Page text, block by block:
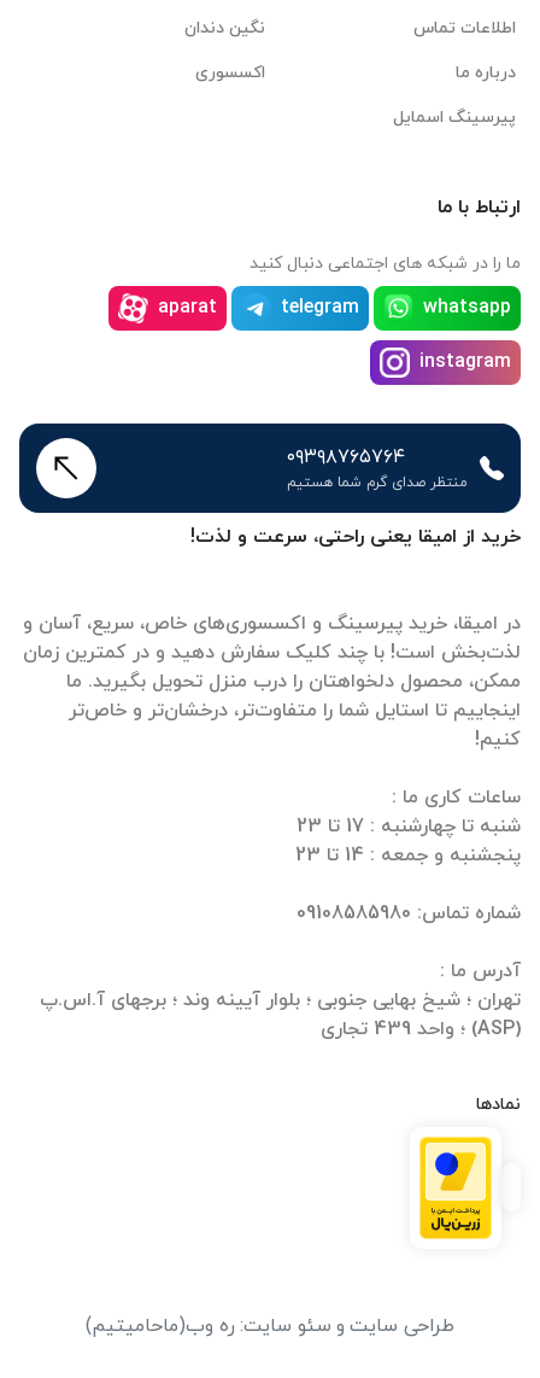
خرید از امیقا یعنی راحتی، سرعت و لذت!
در امیقا، خرید پیرسینگ و اکسسوری‌های خاص، سریع، آسان و
لذت‌بخش است! با چند کلیک سفارش دهید و در کمترین زمان
ممکن، محصول دلخواهتان را درب منزل تحویل بگیرید. ما
اینجاییم تا استایل شما را متفاوت‌تر، درخشان‌تر و خاص‌تر
تهران ؛ شیخ بهایی جنوبی ؛ بلوار آیینه وند ؛ برجهای آ.اس.پ
(ASP) ؛ واحد 439 تجاری
نمادها
اطلاعات تماس
درباره ما
پیرسینگ اسمایل
نگین دندان
اکسسوری
ارتباط با ما
ما را در شبکه های اجتماعی دنبال کنید
whatsapp
telegram
aparat
instagram
۰۹۳۹۸۷۶۵۷۶۴
منتظر صدای گرم شما هستیم
طراحی سایت و سئو سایت: ره وب(ماحامیتیم)